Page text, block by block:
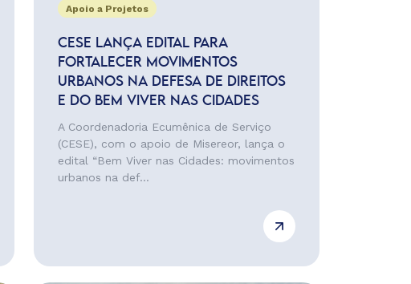
Apoio a Projetos
CESE LANÇA EDITAL PARA
FORTALECER MOVIMENTOS
URBANOS NA DEFESA DE DIREITOS
E DO BEM VIVER NAS CIDADES
A Coordenadoria Ecumênica de Serviço
(CESE), com o apoio de Misereor, lança o
edital “Bem Viver nas Cidades: movimentos
urbanos na def...